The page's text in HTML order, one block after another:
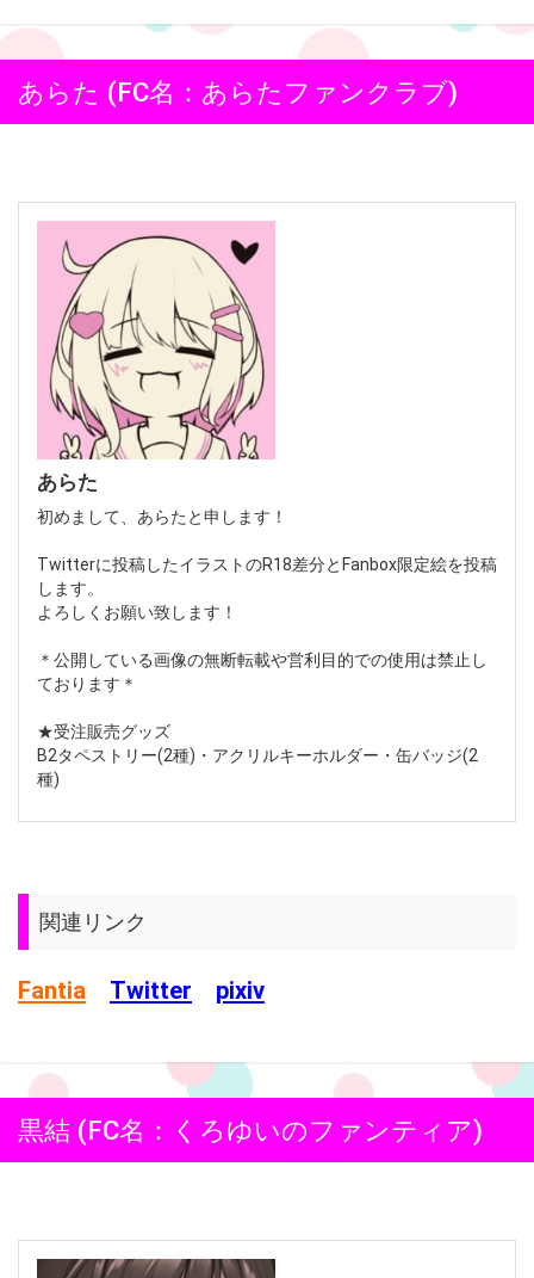
あらた (FC名：あらたファンクラブ)
あらた
初めまして、あらたと申します！
Twitterに投稿したイラストのR18差分とFanbox限定絵を投稿
します。
よろしくお願い致します！
＊公開している画像の無断転載や営利目的での使用は禁止し
ております＊
★受注販売グッズ
B2タペストリー(2種)・アクリルキーホルダー・缶バッジ(2
種)
関連リンク
Fantia Twitter pixiv
黒結 (FC名：くろゆいのファンティア)